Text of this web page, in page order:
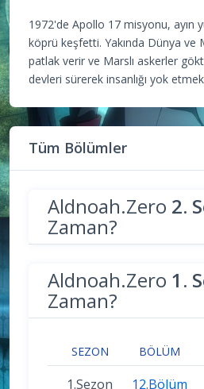
1972'de Apollo 17 misyonu, ayın
köprü keşfetti. Yakında Dünya ve
patlak verir ve Marslı askerler
devleri sürerek insanlığı yok
Tüm Bölümler
Aldnoah.Zero 2.
Zaman?
Aldnoah.Zero 1.
Zaman?
SEZON BÖLÜM
1.Sezon 12.Bölüm